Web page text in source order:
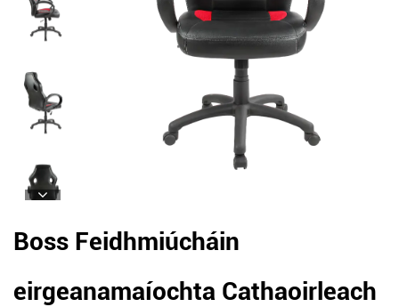
Boss Feidhmiúcháin
eirgeanamaíochta Cathaoirleach